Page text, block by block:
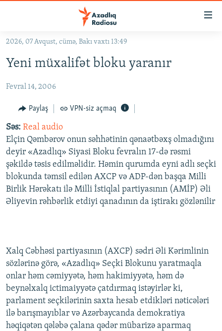
Əsas
qayıt
naviqasiyaya
Axtarışa
keç
KORRUPSIOMETR
#ƏSLINDƏ
FƏRQƏ BAX
QANUNI DOĞRU
ARAŞDIRMA
MULTIMEDIA
KARIKATURA
RADIO ARXIV
İSLAM VƏ DEMOKRATIYA
İZ - MƏDƏNIYYƏT PROQRAMI
PEŞƏ ETIKASI VƏ JURNALISTIKA STANDARTLARIMIZ
MATERIALLARIMIZDAN ISTIFADƏ
AZADLIQRADIOSU MOBIL TELEFONUNUZDA
BIZIMLƏ ƏLAQƏ
XƏBƏR BÜLLETENLƏRIMIZ
RFE/RL-in bütün saytları
2026, 07 Avqust, cümə, Bakı vaxtı 13:49
Yeni müxalifət bloku yaranır
Fevral 14, 2006
Paylaş VPN-siz açmaq
Səs: Real audio
Elçin Qəmbərov onun səhhətinin qənaətbəxş olmadığını
deyir «Azadlıq» Siyasi Bloku fevralın 17-də rəsmi
şəkildə təsis edilməlidir. Həmin qurumda eyni adlı seçki
blokunda təmsil edilən AXCP və ADP-dən başqa Milli
Birlik Hərəkatı ilə Milli İstiqlal partiyasının (AMİP) Əli
Əliyevin rəhbərlik etdiyi qanadının da iştirakı gözlənilir
Xalq Cəbhəsi partiyasının (AXCP) sədri Əli Kərimlinin
sözlərinə görə, «Azadlıq» Seçki Blokunu yaratmaqla
onlar həm cəmiyyətə, həm hakimiyyətə, həm də
beynəlxalq ictimaiyyətə çatdırmaq istəyirlər ki,
parlament seçkilərinin saxta hesab etdikləri nəticələri
ilə barışmayıblar və Azərbaycanda demokratiya
həqiqətən qələbə çalana qədər mübarizə aparmaq